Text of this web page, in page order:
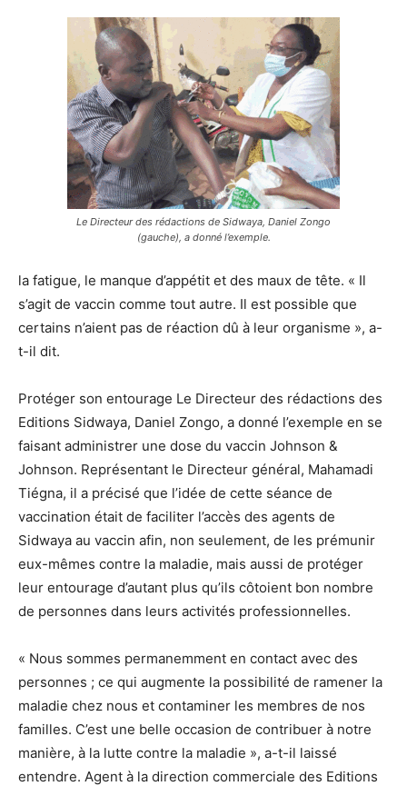
Le Directeur des rédactions de Sidwaya, Daniel Zongo
(gauche), a donné l’exemple.
la fatigue, le manque d’appétit et des maux de tête. « Il
s’agit de vaccin comme tout autre. Il est possible que
certains n’aient pas de réaction dû à leur organisme », a-
t-il dit.
Protéger son entourage Le Directeur des rédactions des
Editions Sidwaya, Daniel Zongo, a donné l’exemple en se
faisant administrer une dose du vaccin Johnson &
Johnson. Représentant le Directeur général, Mahamadi
Tiégna, il a précisé que l’idée de cette séance de
vaccination était de faciliter l’accès des agents de
Sidwaya au vaccin afin, non seulement, de les prémunir
eux-mêmes contre la maladie, mais aussi de protéger
leur entourage d’autant plus qu’ils côtoient bon nombre
de personnes dans leurs activités professionnelles.
« Nous sommes permanemment en contact avec des
personnes ; ce qui augmente la possibilité de ramener la
maladie chez nous et contaminer les membres de nos
familles. C’est une belle occasion de contribuer à notre
manière, à la lutte contre la maladie », a-t-il laissé
entendre. Agent à la direction commerciale des Editions